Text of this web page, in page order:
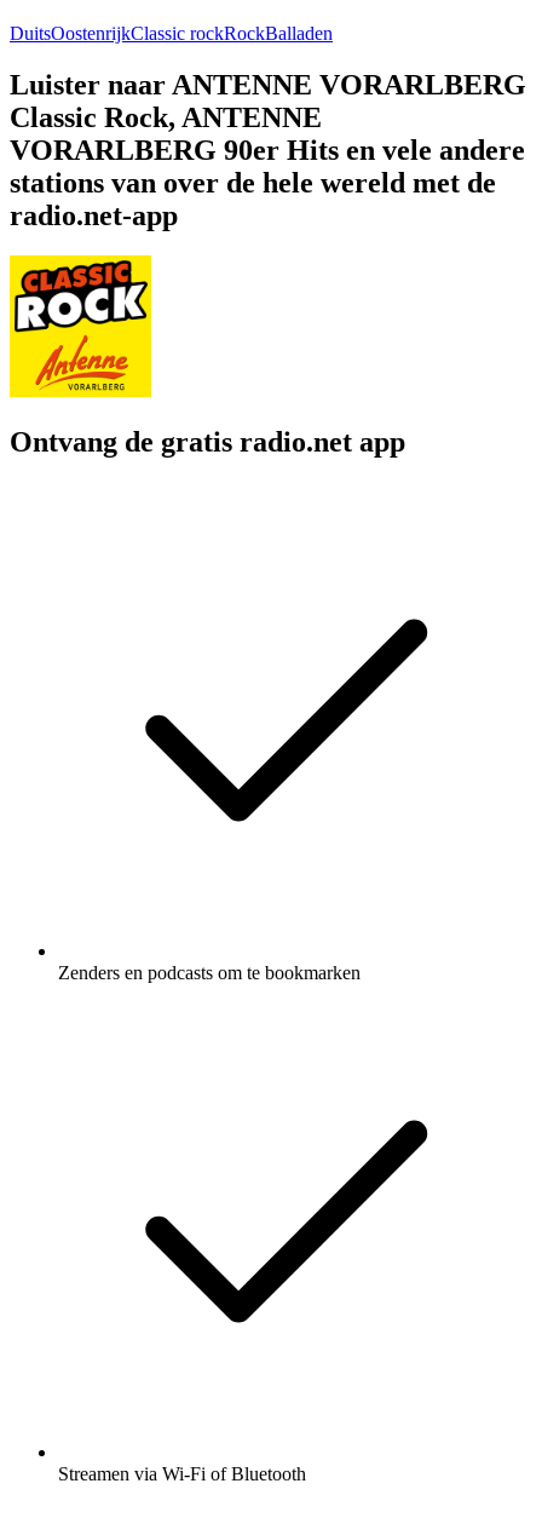
DuitsOostenrijkClassic rockRockBalladen
Luister naar ANTENNE VORARLBERG
Classic Rock, ANTENNE
VORARLBERG 90er Hits en vele andere
stations van over de hele wereld met de
radio.net-app
Ontvang de gratis radio.net app
Zenders en podcasts om te bookmarken
Streamen via Wi-Fi of Bluetooth